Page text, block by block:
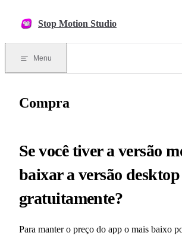
Stop Motion Studio
Menu
Compra
Se você tiver a versão
baixar a versão desktop
gratuitamente?
Para manter o preço do app o mais baixo